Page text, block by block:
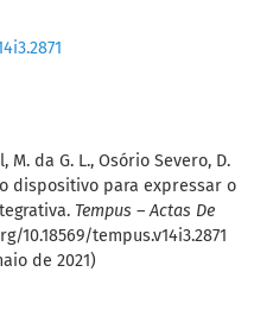
da G. L., Osório Severo, D.
dispositivo para expressar o
Tempus – Actas De
10.18569/tempus.v14i3.2871
de 2021)